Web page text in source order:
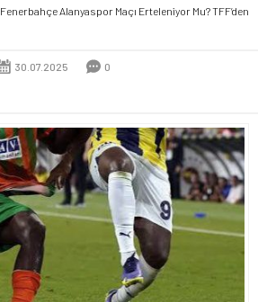
Fenerbahçe Alanyaspor Maçı Erteleniyor Mu? TFF’den
30.07.2025 0